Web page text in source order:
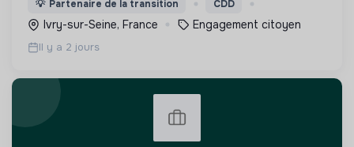
💡 Partenaire de la transition CDD
Ivry-sur-Seine, France Engagement citoyen
Il y a 2 jours